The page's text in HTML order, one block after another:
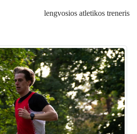
lengvosios atletikos treneris